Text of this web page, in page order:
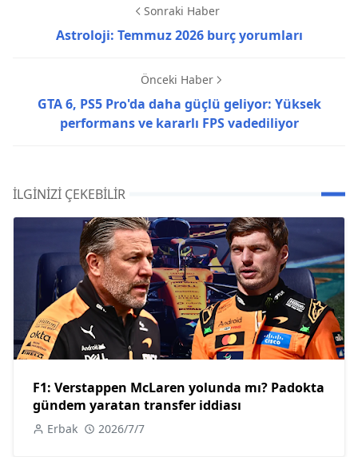
Sonraki Haber
Astroloji: Temmuz 2026 burç yorumları
Önceki Haber
GTA 6, PS5 Pro'da daha güçlü geliyor: Yüksek
performans ve kararlı FPS vadediliyor
İLGINIZI ÇEKEBILIR
F1: Verstappen McLaren yolunda mı? Padokta
gündem yaratan transfer iddiası
Erbak 2026/7/7